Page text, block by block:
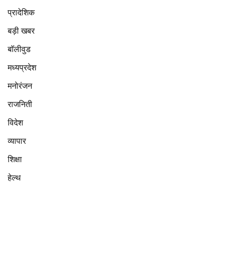
प्रादेशिक
बड़ी खबर
बॉलीवुड
मध्यप्रदेश
मनोरंजन
राजनिती
विदेश
व्यापार
शिक्षा
हेल्थ